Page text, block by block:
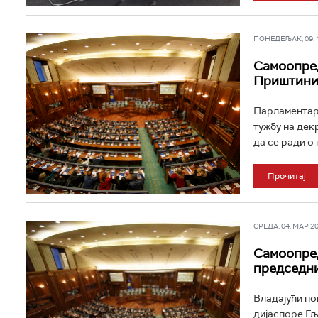
ПОНЕДЕЉАК, 09.
Приштини
тужбу на
да се ради о
Прочитај
СРЕДА, 04. МАР
Владајући
дијаспоре